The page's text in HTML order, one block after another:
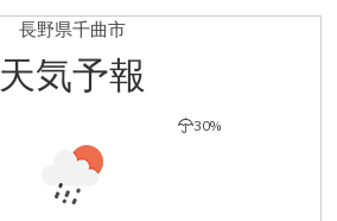
長野県千曲市
天気予報
30%